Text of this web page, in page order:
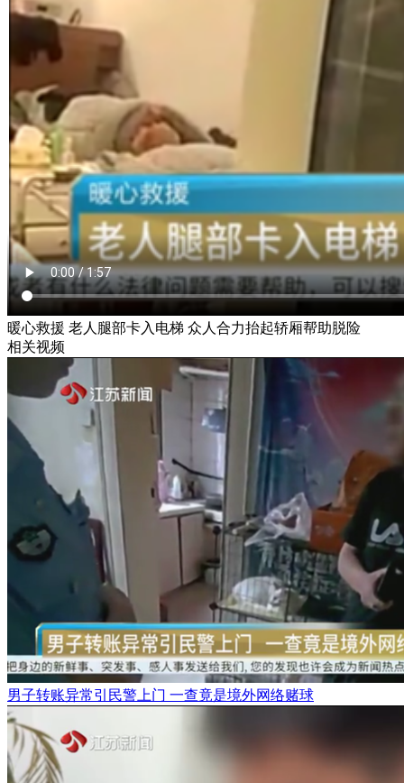
暖心救援 老人腿部卡入电梯 众人合力抬起轿厢帮助脱险
相关视频
男子转账异常引民警上门 一查竟是境外网络赌球